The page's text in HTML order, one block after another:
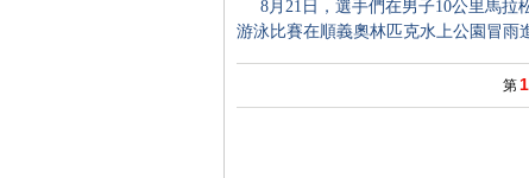
8月21日，選手們在男子10公里馬拉
游泳比賽在順義奧林匹克水上公園冒雨
第 1